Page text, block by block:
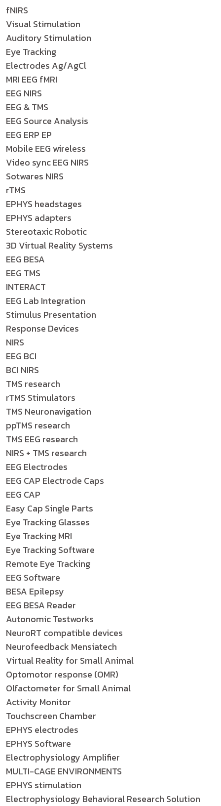
fNIRS
Visual Stimulation
Auditory Stimulation
Eye Tracking
Electrodes Ag/AgCl
MRI EEG fMRI
EEG NIRS
EEG & TMS
EEG Source Analysis
EEG ERP EP
Mobile EEG wireless
Video sync EEG NIRS
Sotwares NIRS
rTMS
EPHYS headstages
EPHYS adapters
Stereotaxic Robotic
3D Virtual Reality Systems
EEG BESA
EEG TMS
INTERACT
EEG Lab Integration
Stimulus Presentation
Response Devices
NIRS
EEG BCI
BCI NIRS
TMS research
rTMS Stimulators
TMS Neuronavigation
ppTMS research
TMS EEG research
NIRS + TMS research
EEG Electrodes
EEG CAP Electrode Caps
EEG CAP
Easy Cap Single Parts
Eye Tracking Glasses
Eye Tracking MRI
Eye Tracking Software
Remote Eye Tracking
EEG Software
BESA Epilepsy
EEG BESA Reader
Autonomic Testworks
NeuroRT compatible devices
Neurofeedback Mensiatech
Virtual Reality for Small Animal
Optomotor response (OMR)
Olfactometer for Small Animal
Activity Monitor
Touchscreen Chamber
EPHYS electrodes
EPHYS Software
Electrophysiology Amplifier
MULTI-CAGE ENVIRONMENTS
EPHYS stimulation
Electrophysiology Behavioral Research Solution